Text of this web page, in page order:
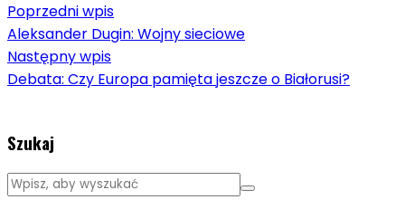
Poprzedni wpis
Aleksander Dugin: Wojny sieciowe
Następny wpis
Debata: Czy Europa pamięta jeszcze o Białorusi?
Szukaj